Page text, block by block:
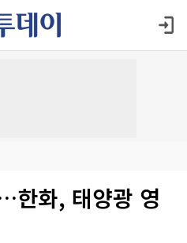
한화, 태양광 영